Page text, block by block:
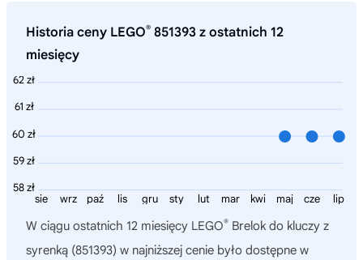
Historia ceny LEGO® 851393 z ostatnich 12
miesięcy
62 zł
61 zł
60 zł
59 zł
58 zł
lip
cze
maj
kwi
mar
lut
sty
gru
lis
paź
wrz
sie
W ciągu ostatnich 12 miesięcy LEGO® Brelok do kluczy z
syrenką (851393) w najniższej cenie było dostępne w